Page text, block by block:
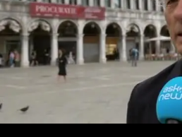
MEDIO CAMPIDANO
ORISTANO E PROVINCIA
SASSARI E PROVINCIA
GALLURA
OGLIASTRA